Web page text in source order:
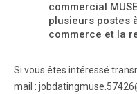
commercial
plusieurs postes
commerce et la
Si vous êtes intéressé
mail :